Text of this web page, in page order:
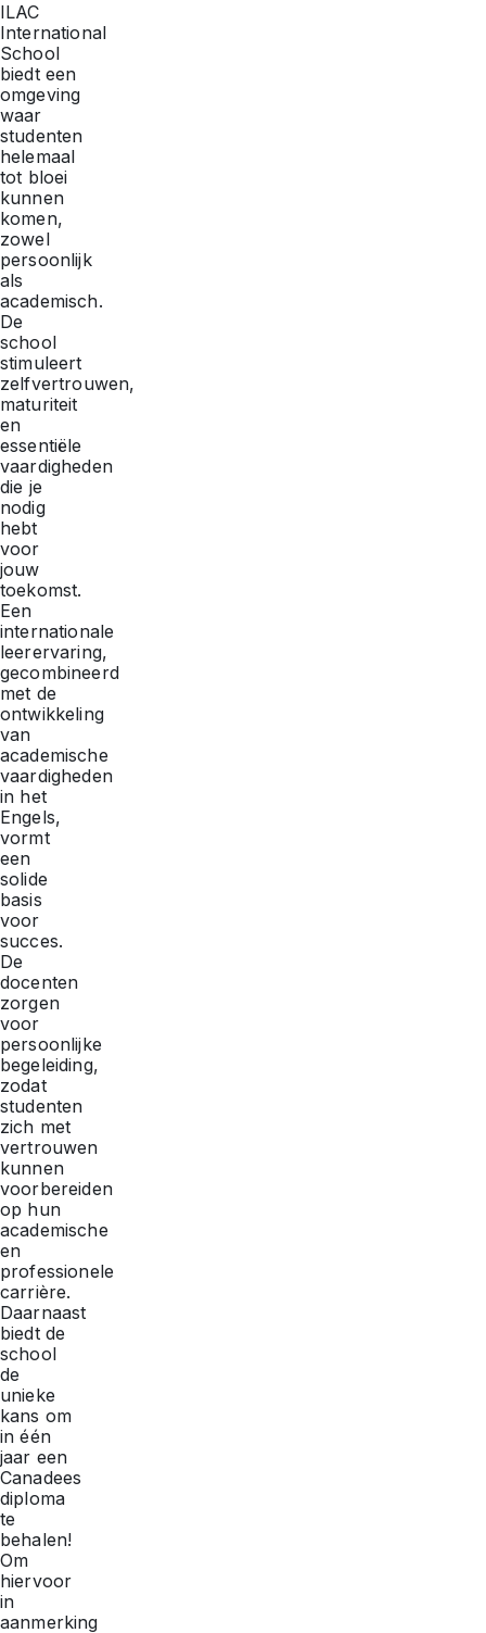
ILAC
International
School
biedt een
omgeving
waar
studenten
helemaal
tot bloei
kunnen
komen,
zowel
persoonlijk
als
academisch.
De
school
stimuleert
zelfvertrouwen,
maturiteit
en
essentiële
vaardigheden
die je
nodig
hebt
voor
jouw
toekomst.
Een
internationale
leerervaring,
gecombineerd
met de
ontwikkeling
van
academische
vaardigheden
in het
Engels,
vormt
een
solide
basis
voor
succes.
De
docenten
zorgen
voor
persoonlijke
begeleiding,
zodat
studenten
zich met
vertrouwen
kunnen
voorbereiden
op hun
academische
en
professionele
carrière.
Daarnaast
biedt de
school
de
unieke
kans om
in één
jaar een
Canadees
diploma
te
behalen!
Om
hiervoor
in
aanmerking